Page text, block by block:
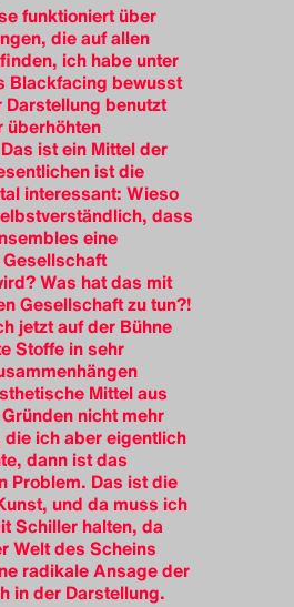
funktioniert über
die auf allen
ich habe unter
Blackfacing bewusst
benutzt
überhöhten
ist ein Mittel der
ist die
interessant: Wieso
dass
eine
Was hat das mit
Gesellschaft zu tun?!
jetzt auf der Bühne
Stoffe in sehr
Mittel aus
nicht mehr
die ich aber eigentlich
dann ist das
Problem. Das ist die
und da muss ich
Schiller halten, da
Welt des Scheins
radikale Ansage der
in der Darstellung.